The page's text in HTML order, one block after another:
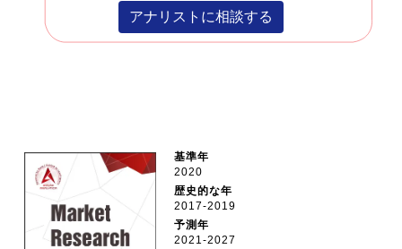
アナリストに相談する
基準年
2020
歴史的な年
2017-2019
予測年
2021-2027